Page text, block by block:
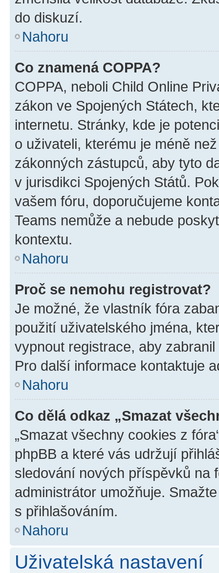
do diskuzí.
Nahoru
Co znamená COPPA?
COPPA, neboli Child Online
zákon ve Spojených Státech,
internetu. Stránky, kde je
o uživateli, kterému je méně
zákonných zástupců, aby tyto
v jurisdikci Spojených Států.
vašem fóru, doporučujeme
Teams nemůže a nebude
kontextu.
Nahoru
Proč se nemohu registrovat?
Je možné, že vlastník fóra
použití uživatelského jména,
vypnout registrace, aby
Pro další informace kontaktuje
Nahoru
Co dělá odkaz „Smazat
„Smazat všechny cookies z
phpBB a které vás udržují
sledování nových příspěvků na
administrátor umožňuje.
s přihlašováním.
Nahoru
Uživatelská nastavení